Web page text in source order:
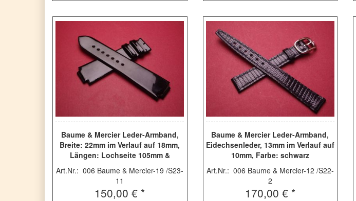
Baume & Mercier Leder-Armband,
Breite: 22mm im Verlauf auf 18mm,
Längen: Lochseite 105mm &
Schließenseite 75mm, Farbe:
schwarz, ohne Schließe, MX001CH0
Art.Nr.: 006 Baume & Mercier-19 /S23-
11
150,00 € *
Baume & Mercier Leder-Armband,
Eidechsenleder, 13mm im Verlauf auf
10mm, Farbe: schwarz
Art.Nr.: 006 Baume & Mercier-12 /S22-
2
170,00 € *